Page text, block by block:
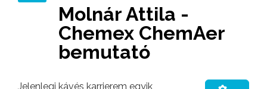
Molnár Attila -
Chemex ChemAer
bemutató
Jelenlegi kávés karrierem egyik